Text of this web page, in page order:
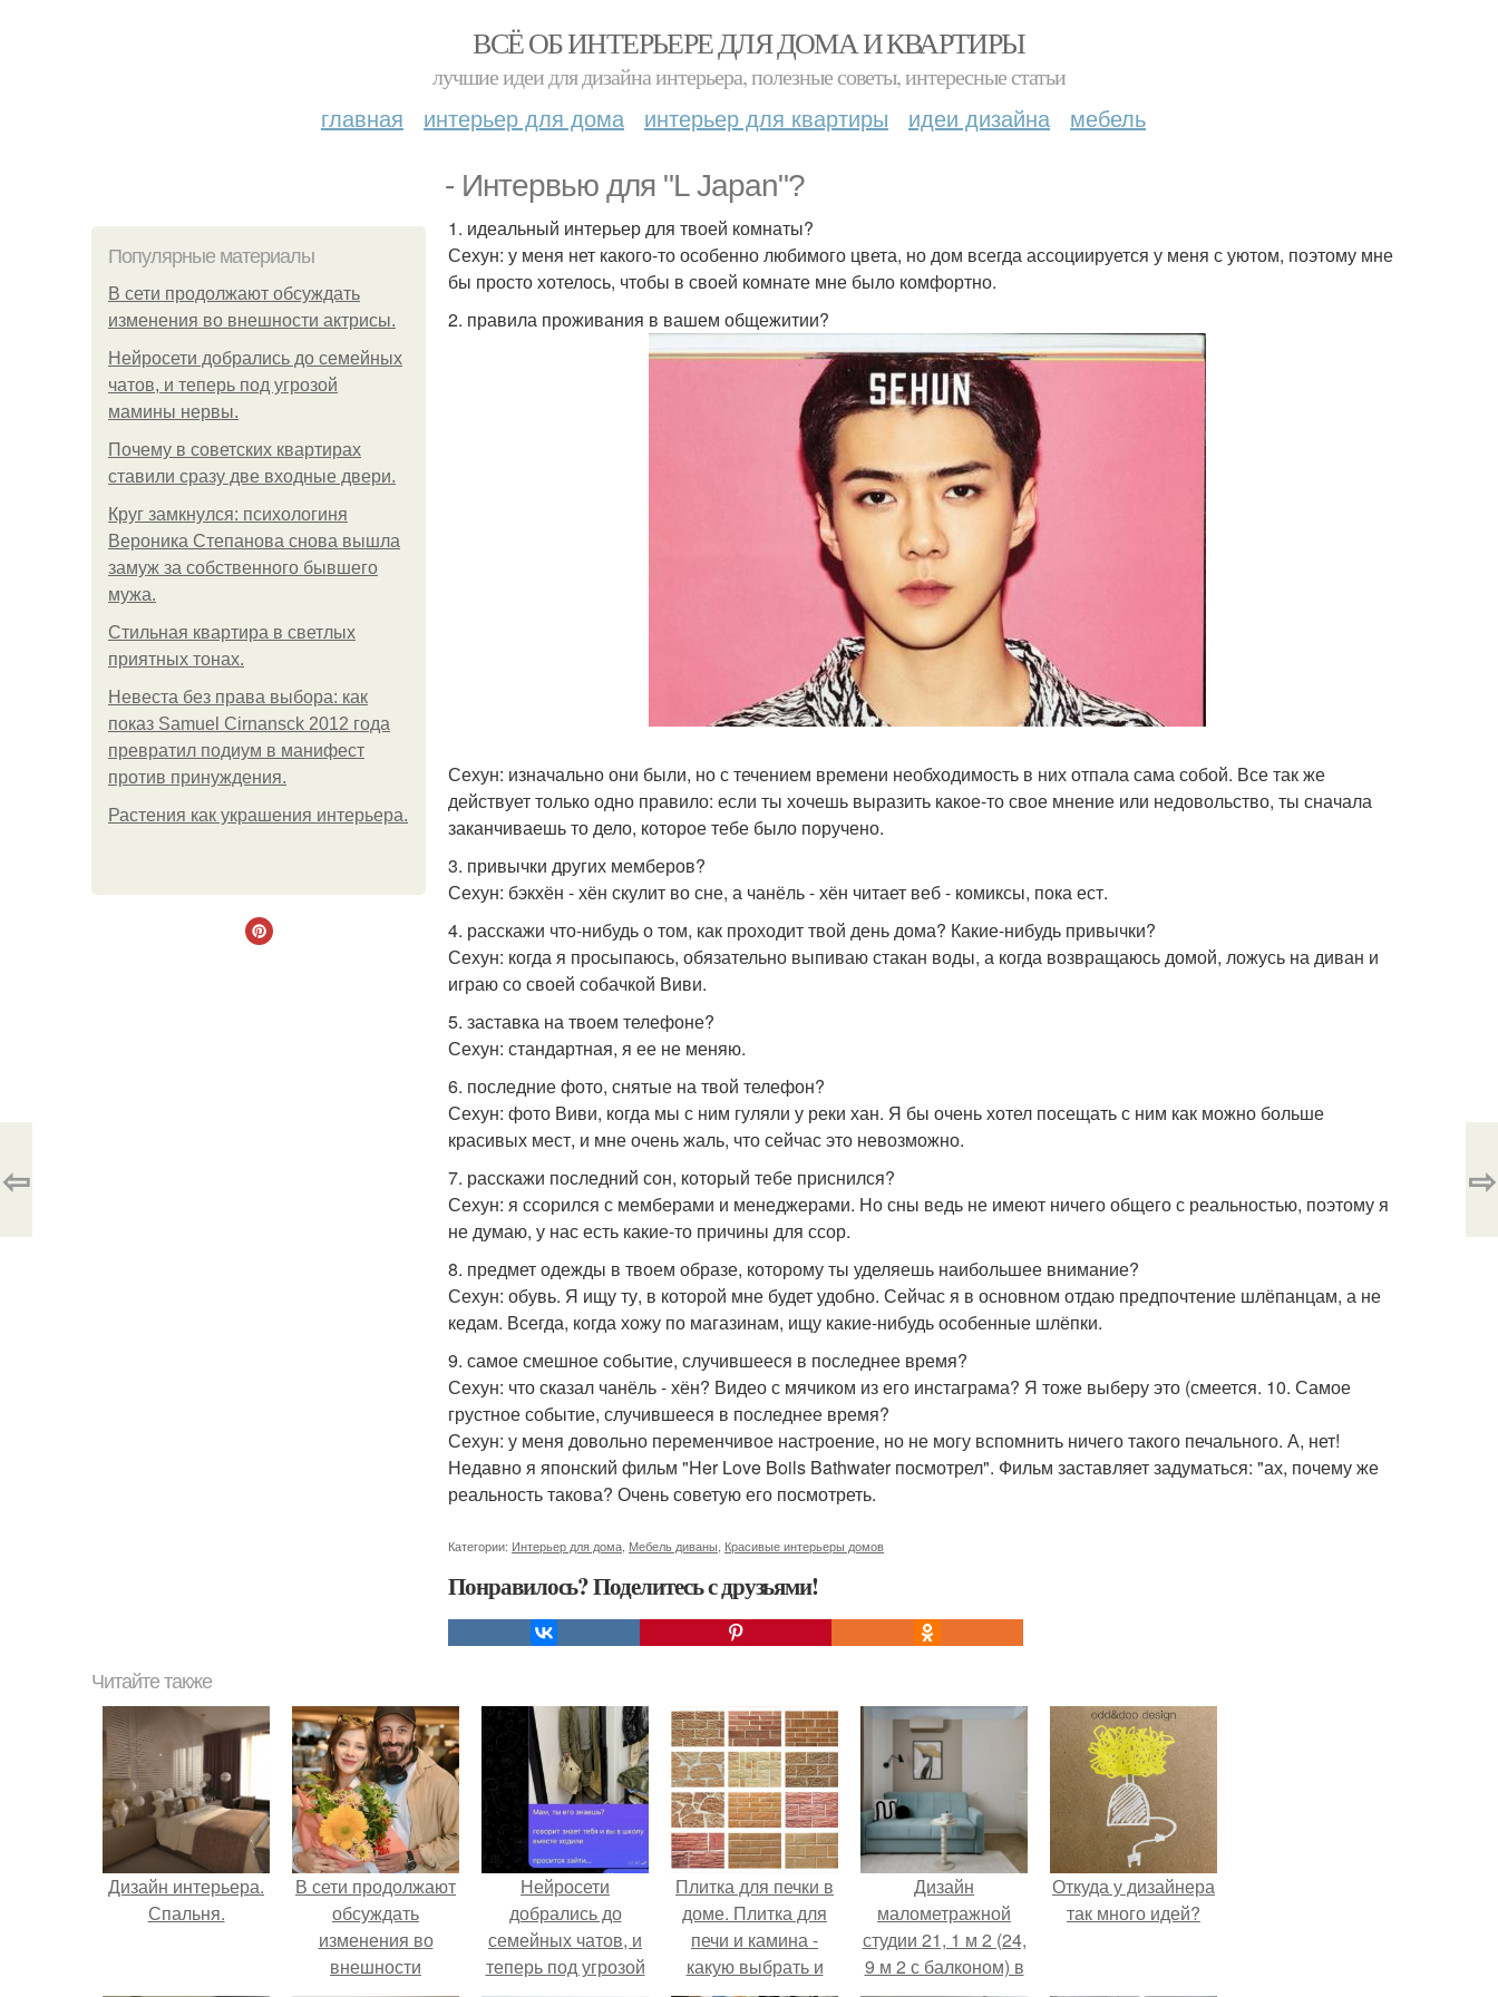
ВСЁ ОБ ИНТЕРЬЕРЕ ДЛЯ ДОМА И КВАРТИРЫ
лучшие идеи для дизайна интерьера, полезные советы, интересные статьи
главная интерьер для дома интерьер для квартиры идеи дизайна мебель
- Интервью для "L Japan"?
Популярные материалы
В сети продолжают обсуждать
изменения во внешности актрисы.
Нейросети добрались до семейных
чатов, и теперь под угрозой
мамины нервы.
Почему в советских квартирах
ставили сразу две входные двери.
Круг замкнулся: психологиня
Вероника Степанова снова вышла
замуж за собственного бывшего
мужа.
Стильная квартира в светлых
приятных тонах.
Невеста без права выбора: как
показ Samuel Cirnansck 2012 года
превратил подиум в манифест
против принуждения.
Растения как украшения интерьера.
1. идеальный интерьер для твоей комнаты?
Сехун: у меня нет какого-то особенно любимого цвета, но дом всегда ассоциируется у меня с уютом, поэтому мне
бы просто хотелось, чтобы в своей комнате мне было комфортно.
2. правила проживания в вашем общежитии?
Сехун: изначально они были, но с течением времени необходимость в них отпала сама собой. Все так же
действует только одно правило: если ты хочешь выразить какое-то свое мнение или недовольство, ты сначала
заканчиваешь то дело, которое тебе было поручено.
3. привычки других мемберов?
Сехун: бэкхён - хён скулит во сне, а чанёль - хён читает веб - комиксы, пока ест.
4. расскажи что-нибудь о том, как проходит твой день дома? Какие-нибудь привычки?
Сехун: когда я просыпаюсь, обязательно выпиваю стакан воды, а когда возвращаюсь домой, ложусь на диван и
играю со своей собачкой Виви.
5. заставка на твоем телефоне?
Сехун: стандартная, я ее не меняю.
6. последние фото, снятые на твой телефон?
Сехун: фото Виви, когда мы с ним гуляли у реки хан. Я бы очень хотел посещать с ним как можно больше
красивых мест, и мне очень жаль, что сейчас это невозможно.
7. расскажи последний сон, который тебе приснился?
Сехун: я ссорился с мемберами и менеджерами. Но сны ведь не имеют ничего общего с реальностью, поэтому я
не думаю, у нас есть какие-то причины для ссор.
8. предмет одежды в твоем образе, которому ты уделяешь наибольшее внимание?
Сехун: обувь. Я ищу ту, в которой мне будет удобно. Сейчас я в основном отдаю предпочтение шлёпанцам, а не
кедам. Всегда, когда хожу по магазинам, ищу какие-нибудь особенные шлёпки.
9. самое смешное событие, случившееся в последнее время?
Сехун: что сказал чанёль - хён? Видео с мячиком из его инстаграма? Я тоже выберу это (смеется. 10. Самое
грустное событие, случившееся в последнее время?
Сехун: у меня довольно переменчивое настроение, но не могу вспомнить ничего такого печального. А, нет!
Недавно я японский фильм "Her Love Boils Bathwater посмотрел". Фильм заставляет задуматься: "ах, почему же
реальность такова? Очень советую его посмотреть.
Категории: Интерьер для дома Мебель диваны Красивые интерьеры домов
Понравилось? Поделитесь с друзьями!
⇦ ⇨
Читайте также
Дизайн интерьера.
Спальня.
В сети продолжают
обсуждать
изменения во
внешности
Нейросети
добрались до
семейных чатов, и
теперь под угрозой
Плитка для печки в
доме. Плитка для
печи и камина -
какую выбрать и
Дизайн
малометражной
студии 21, 1 м 2 (24,
9 м 2 с балконом) в
Откуда у дизайнера
так много идей?